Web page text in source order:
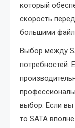
который
скорость
большими
Выбор между
потребностей.
выбор. Если
то SATA